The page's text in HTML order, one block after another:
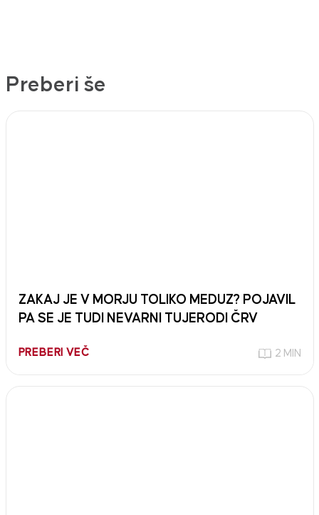
Preberi še
ZAKAJ JE V MORJU TOLIKO MEDUZ? POJAVIL
PA SE JE TUDI NEVARNI TUJERODI ČRV
PREBERI VEČ 2 MIN